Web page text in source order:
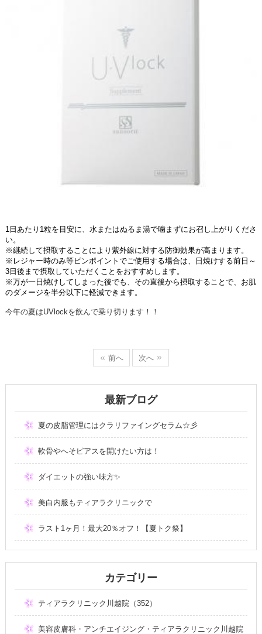
1日あたり1粒を目安に、水またはぬるま湯で噛まずにお召し上がりくださ
い。
※継続して摂取することにより紫外線に対する防御効果が高まります。
※レジャー時のみ等ピンポイントでご使用する場合は、日焼けする前日～
3日後まで摂取していただくことをおすすめします。
※万が一日焼けしてしまった後でも、その直後から摂取することで、お肌
のダメージを半分以下に軽減できます。
今年の夏はUVlockを飲んで乗り切ります！！
前へ 次へ
最新ブログ
夏の皮脂管理にはクラリファイングセラム☆彡
軟骨やへそピアスを開けたい方は！
ダイエットの強い味方✨
美白内服もティアラクリニックで
ラスト1ヶ月！最大20％オフ！【夏トク祭】
カテゴリー
ティアラクリニック川越院（352）
美容皮膚科・アンチエイジング・ティアラクリニック川越院